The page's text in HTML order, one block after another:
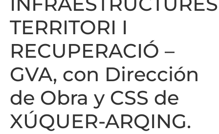
TERRITORI I
RECUPERACIÓ –
GVA, con Dirección
de Obra y CSS de
XÚQUER-ARQING.